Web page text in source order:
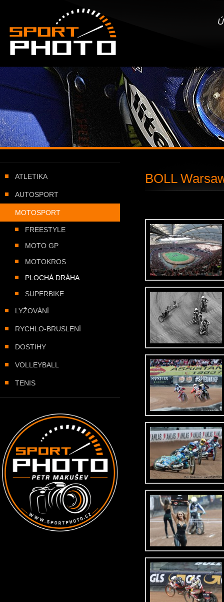
SportPHOTO.cz -Úvodní stránka
BOLL
ATLETIKA
AUTOSPORT
MOTOSPORT
FREESTYLE
MOTO GP
MOTOKROS
PLOCHÁ DRÁHA
SUPERBIKE
LYŽOVÁNÍ
RYCHLO-BRUSLENÍ
DOSTIHY
VOLLEYBALL
TENIS